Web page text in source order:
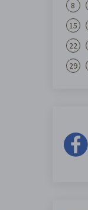
8
15
22
29